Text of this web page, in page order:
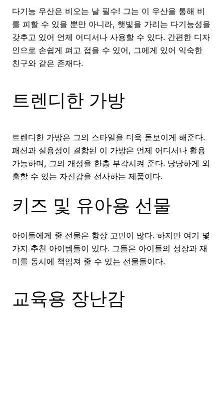
다기능 우산은 비오는 날 필수! 그는 이 우산을 통해 비
를 피할 수 있을 뿐만 아니라, 햇빛을 가리는 다기능성을
갖추고 있어 언제 어디서나 사용할 수 있다. 간편한 디자
인으로 손쉽게 펴고 접을 수 있어, 그에게 있어 익숙한
친구와 같은 존재다.
트렌디한 가방
트렌디한 가방은 그의 스타일을 더욱 돋보이게 해준다.
패션과 실용성이 결합된 이 가방은 언제 어디서나 활용
가능하며, 그의 개성을 한층 부각시켜 준다. 당당하게 외
출할 수 있는 자신감을 선사하는 제품이다.
키즈 및 유아용 선물
아이들에게 줄 선물은 항상 고민이 많다. 하지만 여기 몇
가지 추천 아이템들이 있다. 그들은 아이들의 성장과 재
미를 동시에 책임져 줄 수 있는 선물들이다.
교육용 장난감